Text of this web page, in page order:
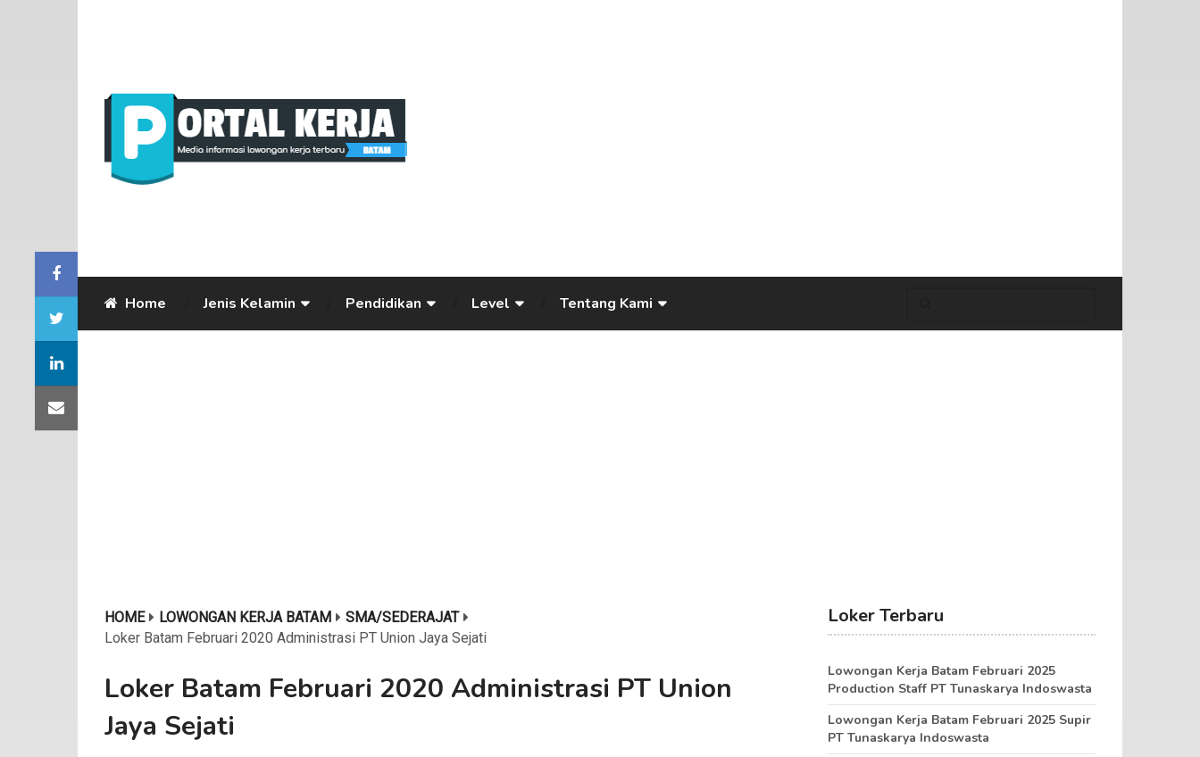
Home Jenis Kelamin Pendidikan Level Tentang Kami
HOME LOWONGAN KERJA BATAM
SMA/SEDERAJAT
Loker Batam Februari 2020 Administrasi PT Union Jaya Sejati
Loker Batam Februari 2020 Administrasi PT Union
Jaya Sejati
Loker Terbaru
Lowongan Kerja Batam Februari 2025
Production Staff PT Tunaskarya Indoswasta
Lowongan Kerja Batam Februari 2025 Supir
PT Tunaskarya Indoswasta